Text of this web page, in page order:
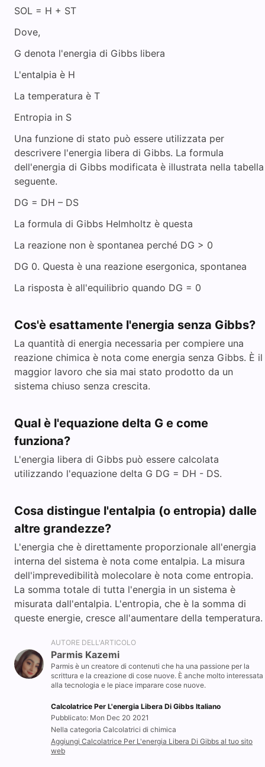
SOL = H + ST
Dove,
G denota l'energia di Gibbs libera
L'entalpia è H
La temperatura è T
Entropia in S
Una funzione di stato può essere utilizzata per
descrivere l'energia libera di Gibbs. La formula
dell'energia di Gibbs modificata è illustrata nella tabella
seguente.
DG = DH – DS
La formula di Gibbs Helmholtz è questa
La reazione non è spontanea perché DG > 0
DG 0. Questa è una reazione esergonica, spontanea
La risposta è all'equilibrio quando DG = 0
Cos'è esattamente l'energia senza Gibbs?
La quantità di energia necessaria per compiere una
reazione chimica è nota come energia senza Gibbs. È il
maggior lavoro che sia mai stato prodotto da un
sistema chiuso senza crescita.
Qual è l'equazione delta G e come
funziona?
L'energia libera di Gibbs può essere calcolata
utilizzando l'equazione delta G DG = DH - DS.
Cosa distingue l'entalpia (o entropia) dalle
altre grandezze?
L'energia che è direttamente proporzionale all'energia
interna del sistema è nota come entalpia. La misura
dell'imprevedibilità molecolare è nota come entropia.
La somma totale di tutta l'energia in un sistema è
misurata dall'entalpia. L'entropia, che è la somma di
queste energie, cresce all'aumentare della temperatura.
AUTORE DELL'ARTICOLO
Parmis Kazemi
Parmis è un creatore di contenuti che ha una passione per la
scrittura e la creazione di cose nuove. È anche molto interessata
alla tecnologia e le piace imparare cose nuove.
Calcolatrice Per L'energia Libera Di Gibbs Italiano
Pubblicato: Mon Dec 20 2021
Nella categoria Calcolatrici di chimica
Aggiungi Calcolatrice Per L'energia Libera Di Gibbs al tuo sito
web